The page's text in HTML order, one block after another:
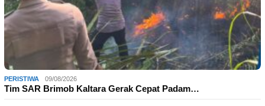
PERISTIWA 09/08/2026
Tim SAR Brimob Kaltara Gerak Cepat Padam…